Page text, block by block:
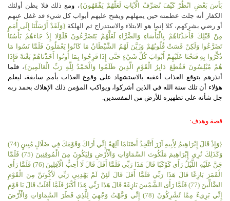
بَأْسَ بَعْضٍ انْظُرْ كَيْفَ نُصَرِّفُ الْآيَاتِ لَعَلَّهُمْ يَفْقَهُونَ}، ومع ذلك فلا يظن أولئك
الكفار أنه جلت عظمته حين يمهلهم ويفتح عليهم أبواب كل شيء قد غفل عنهم
أو رضي بشركهم، كلا إنما هو الابتلاء والاستدراج ثم الهلكة {وَلَقَدْ أَرْسَلْنَا إِلَى أُمَمٍ
مِنْ قَبْلِكَ فَأَخَذْنَاهُمْ بِالْبَأْسَاءِ وَالضَّرَّاءِ لَعَلَّهُمْ يَتَضَرَّعُونَ فَلَوْلا إِذْ جَاءَهُمْ بَأْسُنَا
تَضَرَّعُوا وَلَكِنْ قَسَتْ قُلُوبُهُمْ وَزَيَّنَ لَهُمُ الشَّيْطَانُ مَا كَانُوا يَعْمَلُونَ فَلَمَّا نَسُوا مَا
ذُكِّرُوا بِهِ فَتَحْنَا عَلَيْهِمْ أَبْوَابَ كُلِّ شَيْءٍ حَتَّى إِذَا فَرِحُوا بِمَا أُوتُوا أَخَذْنَاهُمْ بَغْتَةً فَإِذَا
هُمْ مُبْلِسُونَ فَقُطِعَ دَابِرُ الْقَوْمِ الَّذِينَ ظَلَمُوا وَالْحَمْدُ لِلَّهِ رَبِّ الْعَالَمِينَ}، فلما
أنذرهم بتوقع العذاب أعقبه بالاستشهاد على وقوع العذاب بأمم سابقة، ليعلم
هؤلاء أن تلك سنة الله في الذين أشركوا، ويواكب المؤمن ذلك الإهلاك بحمد ربه
جل شأنه على تطهيره للأرض من المفسدين.
قصة وهدف:
{وَإِذْ قَالَ إِبْرَاهِيمُ لِأَبِيهِ آزَرَ أَتَتَّخِذُ أَصْنَامًا آلِهَةً إِنِّي أَرَاكَ وَقَوْمَكَ فِي ضَلَالٍ مُبِينٍ (74)
وَكَذَلِكَ نُرِي إِبْرَاهِيمَ مَلَكُوتَ السَّمَاوَاتِ وَالْأَرْضِ وَلِيَكُونَ مِنَ الْمُوقِنِينَ (75) فَلَمَّا
جَنَّ عَلَيْهِ اللَّيْلُ رَأَى كَوْكَبًا قَالَ هَذَا رَبِّي فَلَمَّا أَفَلَ قَالَ لَا أُحِبُّ الْآفِلِينَ (76) فَلَمَّا رَأَى
الْقَمَرَ بَازِغًا قَالَ هَذَا رَبِّي فَلَمَّا أَفَلَ قَالَ لَئِنْ لَمْ يَهْدِنِي رَبِّي لَأَكُونَنَّ مِنَ الْقَوْمِ
الضَّالِّينَ (77) فَلَمَّا رَأَى الشَّمْسَ بَازِغَةً قَالَ هَذَا رَبِّي هَذَا أَكْبَرُ فَلَمَّا أَفَلَتْ قَالَ يَا قَوْمِ
إِنِّي بَرِيءٌ مِمَّا تُشْرِكُونَ (78) إِنِّي وَجَّهْتُ وَجْهِيَ لِلَّذِي فَطَرَ السَّمَاوَاتِ وَالْأَرْضَ